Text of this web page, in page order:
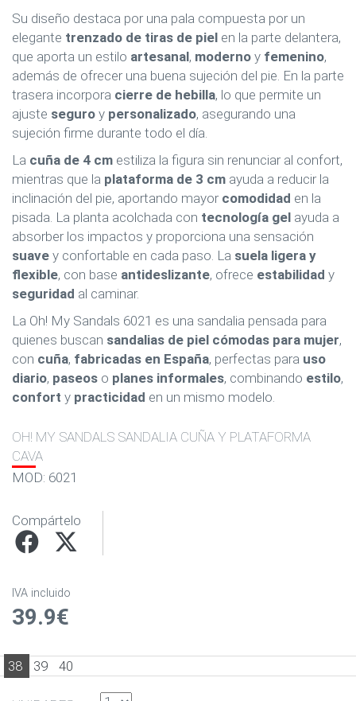
Su diseño destaca por una pala compuesta por un
elegante trenzado de tiras de piel en la parte delantera,
que aporta un estilo artesanal, moderno y femenino,
además de ofrecer una buena sujeción del pie. En la parte
trasera incorpora cierre de hebilla, lo que permite un
ajuste seguro y personalizado, asegurando una
sujeción firme durante todo el día.
La cuña de 4 cm estiliza la figura sin renunciar al confort,
mientras que la plataforma de 3 cm ayuda a reducir la
inclinación del pie, aportando mayor comodidad en la
pisada. La planta acolchada con tecnología gel ayuda a
absorber los impactos y proporciona una sensación
suave y confortable en cada paso. La suela ligera y
flexible, con base antideslizante, ofrece estabilidad y
seguridad al caminar.
La Oh! My Sandals 6021 es una sandalia pensada para
quienes buscan sandalias de piel cómodas para mujer,
con cuña, fabricadas en España, perfectas para uso
diario, paseos o planes informales, combinando estilo,
confort y practicidad en un mismo modelo.
OH! MY SANDALS SANDALIA CUÑA Y PLATAFORMA
CAVA
MOD: 6021
Compártelo
IVA incluido
39.9€
38 39 40